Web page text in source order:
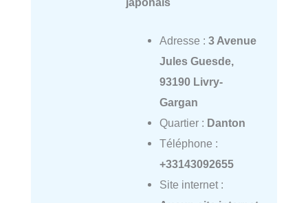
Adresse : 3 Avenue
Jules Guesde,
93190 Livry-
Gargan
Quartier : Danton
Téléphone :
+33143092655
Site internet :